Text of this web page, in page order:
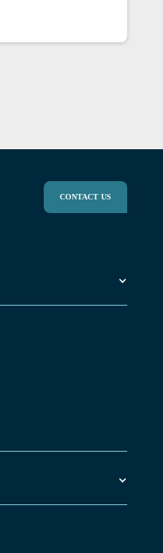
CONTACT US